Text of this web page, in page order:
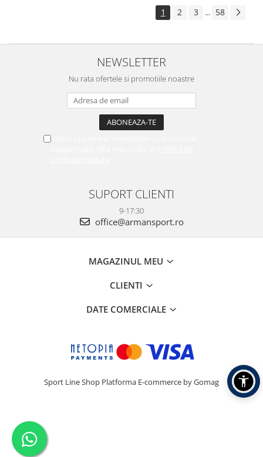
1 2 3 ... 58
NEWSLETTER
Nu rata ofertele si promotiile noastre
SUPORT CLIENTI
9-17:30
office@armansport.ro
MAGAZINUL MEU
CLIENTI
DATE COMERCIALE
Sport Line Shop Platforma E-commerce by Gomag